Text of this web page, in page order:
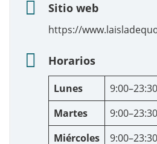
Sitio web
https://
Horarios
Lunes
9:00–23:30
Martes
9:00–23:30
Miércoles
9:00–23:30